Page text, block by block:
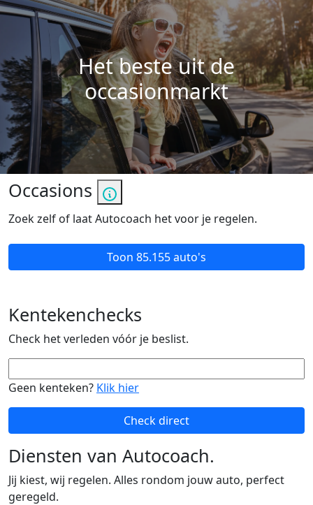
Het beste uit de
occasionmarkt
Occasions
Zoek zelf of laat Autocoach het voor je regelen.
Toon 85.155 auto's
Kentekenchecks
Check het verleden vóór je beslist.
Geen kenteken? Klik hier
Check direct
Diensten van Autocoach.
Jij kiest, wij regelen. Alles rondom jouw auto, perfect
geregeld.